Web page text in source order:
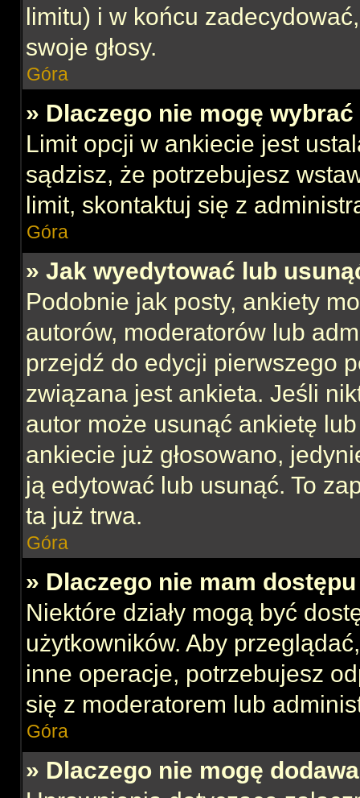
limitu) i w końcu
swoje głosy.
Góra
» Dlaczego nie mogę
Limit opcji w ankiecie jest
sądzisz, że potrzebujesz
limit, skontaktuj się z
Góra
» Jak wyedytować lub
Podobnie jak posty, ankiety
autorów, moderatorów lub
przejdź do edycji pierwszego
związana jest ankieta. Jeśli
autor może usunąć ankietę
ankiecie już głosowano,
ją edytować lub usunąć. To
ta już trwa.
Góra
» Dlaczego nie mam dostępu
Niektóre działy mogą być
użytkowników. Aby
inne operacje, potrzebujesz
się z moderatorem lub
Góra
» Dlaczego nie mogę